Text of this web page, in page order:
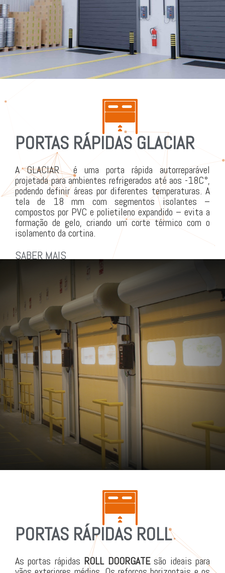
PORTAS RÁPIDAS GLACIAR
A GLACIAR é uma porta rápida autorreparável
projetada para ambientes refrigerados até aos -18C°,
podendo definir áreas por diferentes temperaturas. A
tela de 18 mm com segmentos isolantes –
compostos por PVC e polietileno expandido – evita a
formação de gelo, criando um corte térmico com o
isolamento da cortina.
SABER MAIS
PORTAS RÁPIDAS ROLL
As portas rápidas ROLL DOORGATEsão ideais para